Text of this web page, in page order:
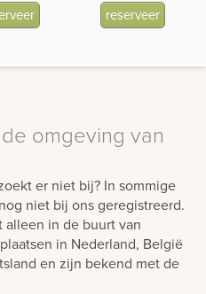
reserveer
omgeving van
er niet bij? In sommige
niet bij ons geregistreerd.
alleen in de buurt van
in Nederland, België
en zijn bekend met de